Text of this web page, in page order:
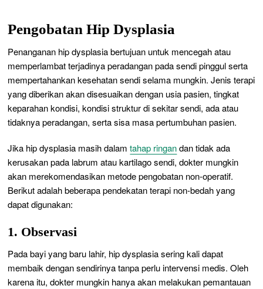
Pengobatan Hip Dysplasia
Penanganan hip dysplasia bertujuan untuk mencegah atau
memperlambat terjadinya peradangan pada sendi pinggul serta
mempertahankan kesehatan sendi selama mungkin. Jenis terapi
yang diberikan akan disesuaikan dengan usia pasien, tingkat
keparahan kondisi, kondisi struktur di sekitar sendi, ada atau
tidaknya peradangan, serta sisa masa pertumbuhan pasien.
Jika hip dysplasia masih dalamtahap ringandan tidak ada
kerusakan pada labrum atau kartilago sendi, dokter mungkin
akan merekomendasikan metode pengobatan non-operatif.
Berikut adalah beberapa pendekatan terapi non-bedah yang
dapat digunakan:
1. Observasi
Pada bayi yang baru lahir, hip dysplasia sering kali dapat
membaik dengan sendirinya tanpa perlu intervensi medis. Oleh
karena itu, dokter mungkin hanya akan melakukan pemantauan